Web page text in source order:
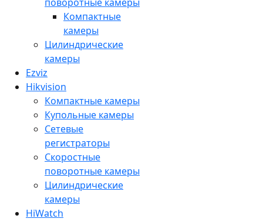
Компактные
камеры
Цилиндрические
камеры
Ezviz
Hikvision
Компактные камеры
Купольные камеры
Сетевые
регистраторы
Скоростные
поворотные камеры
Цилиндрические
камеры
HiWatch